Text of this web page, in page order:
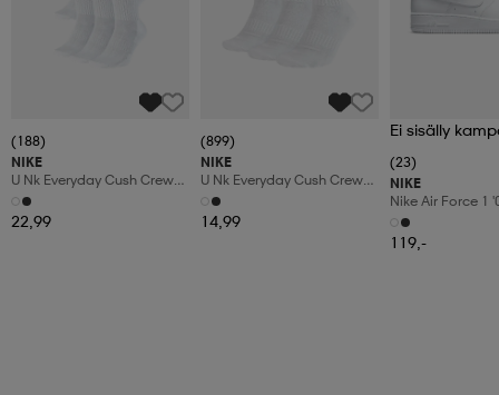
(188)
NIKE
U Nk Everyday Cush Crew
6pr-Bd
22,99
(899)
NIKE
U Nk Everyday Cush Crew
3pr
14,99
Ei sisälly
(23)
NIKE
Nike Air Force 1
Shoes
119,-